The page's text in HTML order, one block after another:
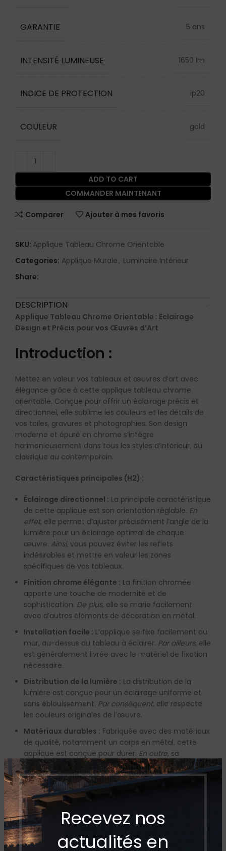
Recevez nos
actualités en
GARANTIE 5 ans
INTENSITÉ LUMINEUSE 1650 lm
INDICE DE PROTECTION ip20
COULEUR gold
ADD TO CART
COMMANDER MAINTENANT
Comparer Ajouter à mes favoris
SKU: Applique Tableau Chrome Orientable
Categories: Applique Murale, Luminaire Intérieur
Share:
DESCRIPTION
Applique Tableau Chrome Orientable : Éclairage
Design et Précis pour vos Œuvres d’Art
Introduction :
Mettez en valeur vos tableaux et œuvres d’art avec
élégance grâce à cette applique tableau chrome
orientable. Conçue pour offrir un éclairage précis et
directionnel, elle sublime les couleurs et les détails de
vos toiles, gravures et photographies. Son design
moderne et épuré en chrome s’intègre
harmonieusement dans tous les styles d’intérieur, du
classique au contemporain.
Caractéristiques principales (H2) :
Éclairage directionnel : La principale caractéristique
de cette applique est son orientation réglable. En
effet, elle permet d’ajuster précisément l’angle de la
lumière pour un éclairage optimal de chaque
œuvre. Ainsi, vous pouvez éviter les reflets
indésirables et mettre en valeur les zones
spécifiques de vos tableaux.
Finition chrome élégante : La finition chromée
apporte une touche de modernité et de
sophistication. De plus, elle se marie facilement
avec d’autres éléments de décoration en métal.
Installation facile : L’applique se fixe facilement au
mur, au-dessus du tableau à éclairer. Par ailleurs, elle
est généralement livrée avec le matériel de fixation
nécessaire.
Distribution de la lumière : La distribution de la
lumière est conçue pour un éclairage uniforme et
sans éblouissement. Par conséquent, elle respecte
les couleurs originales de l’œuvre.
Matériaux durables : Fabriquée avec des matériaux
de qualité, notamment un corps en métal, cette
applique est conçue pour durer. En outre, sa
robustesse assure une utilisation pérenne.
Spécifications techniques (H2) :
Tension :
230V (standard).
Puissance :Selon les références (voir tableau sur
l’image).
Par exemple,
certains modèles proposent
une puissance de 14W, offrant un éclairage suffisant